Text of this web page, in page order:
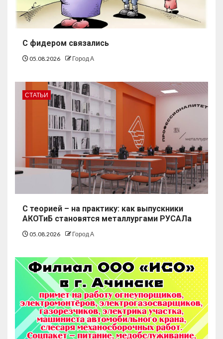
С фидером связались
05.08.2026 Город А
СТАТЬИ
С теорией – на практику: как выпускники
АКОТиБ становятся металлургами РУСАЛа
05.08.2026 Город А